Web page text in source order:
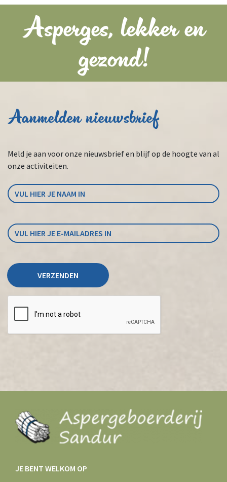
Asperges, lekker en
gezond!
Aanmelden nieuwsbrief
Meld je aan voor onze nieuwsbrief en blijf op de hoogte van al
onze activiteiten.
JE BENT WELKOM OP